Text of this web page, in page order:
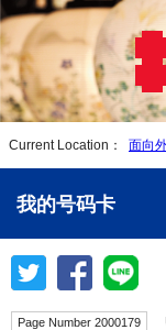
Current Location： 面向
我的号码卡
Page Number 2000179